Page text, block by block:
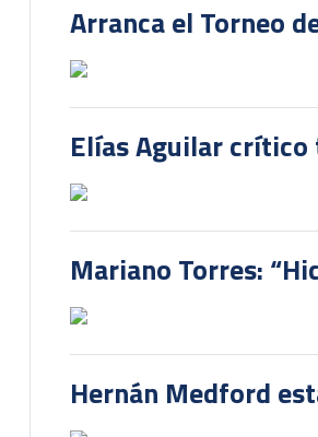
Arranca el Torneo
Elías Aguilar crítico
Mariano Torres:
Hernán Medford